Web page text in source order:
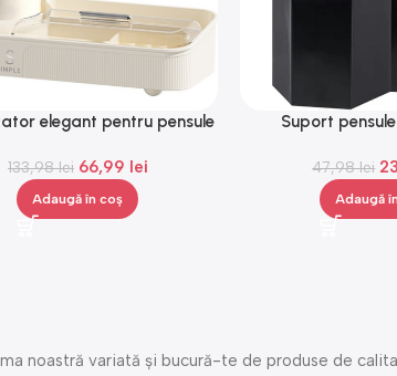
elegant pentru pensule
33,5 x 28 x 14 cm, Gonga®
133,98lei 66,99 lei
Adaugă în coș
Suport
47,98lei
Adaugă
noastră variată și bucură-te de produse de